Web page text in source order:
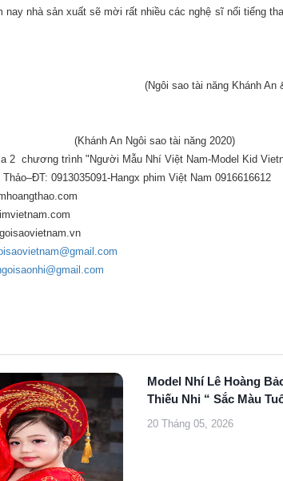
nay nhà sản xuất sẽ mời rất nhiều các nghệ sĩ nổi tiếng
(Ngôi sao tài năng Khánh An
(Khánh An Ngôi sao tài năng 2020)
2 chương trình "Người Mẫu Nhí Việt Nam-Model Kid
Thảo–ĐT: 0913035091-Hangx phim Việt Nam 0916616612
Model Nhí Lê Hoàng
Thiếu Nhi “ Sắc Màu
20 Tháng 05, 2026